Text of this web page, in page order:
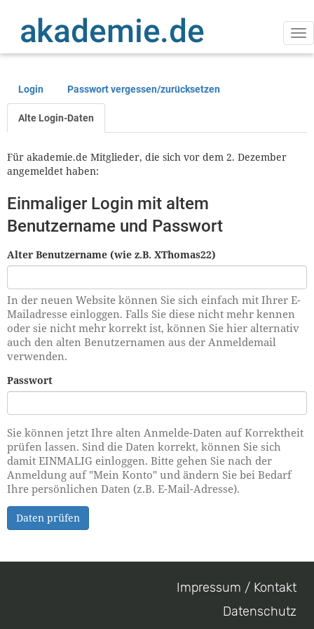
Inhalt
Primäre
Reiter
Login Passwort vergessen/zurücksetzen
Alte Login-Daten
Für akademie.de Mitglieder, die sich vor dem 2. Dezember
angemeldet haben:
Einmaliger Login mit altem
Benutzername und Passwort
Alter Benutzername (wie z.B. XThomas22)
In der neuen Website können Sie sich einfach mit Ihrer E-
Mailadresse einloggen. Falls Sie diese nicht mehr kennen
oder sie nicht mehr korrekt ist, können Sie hier alternativ
auch den alten Benutzernamen aus der Anmeldemail
verwenden.
Passwort
Sie können jetzt Ihre alten Anmelde-Daten auf Korrektheit
prüfen lassen. Sind die Daten korrekt, können Sie sich
damit EINMALIG einloggen. Bitte gehen Sie nach der
Anmeldung auf "Mein Konto" und ändern Sie bei Bedarf
Ihre persönlichen Daten (z.B. E-Mail-Adresse).
Daten prüfen
Impressum / Kontakt
Datenschutz